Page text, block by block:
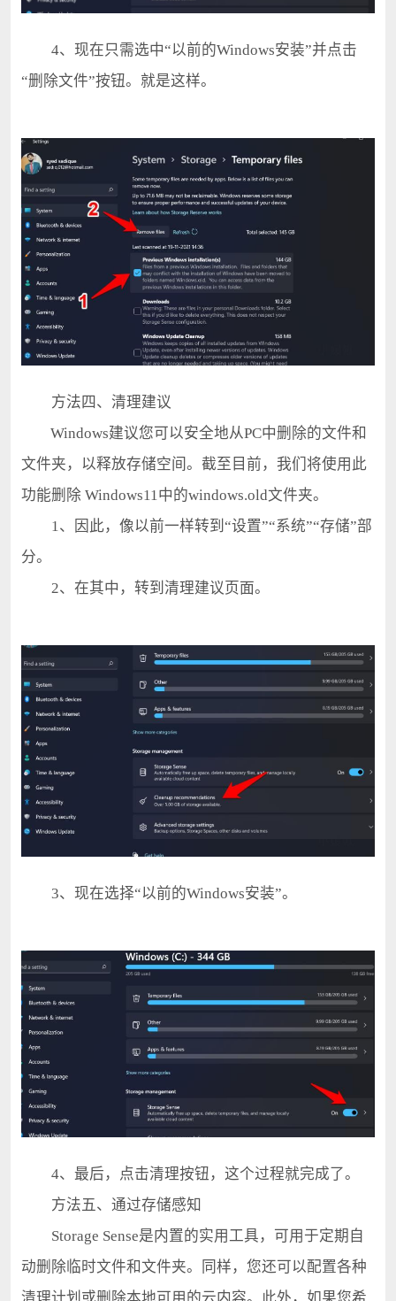
4、现在只需选中“以前的Windows安装”并点击
“删除文件”按钮。就是这样。
方法四、清理建议
Windows建议您可以安全地从PC中删除的文件和
文件夹，以释放存储空间。截至目前，我们将使用此
功能删除 Windows11中的windows.old文件夹。
1、因此，像以前一样转到“设置”“系统”“存储”部
分。
2、在其中，转到清理建议页面。
3、现在选择“以前的Windows安装”。
4、最后，点击清理按钮，这个过程就完成了。
方法五、通过存储感知
Storage Sense是内置的实用工具，可用于定期自
动删除临时文件和文件夹。同样，您还可以配置各种